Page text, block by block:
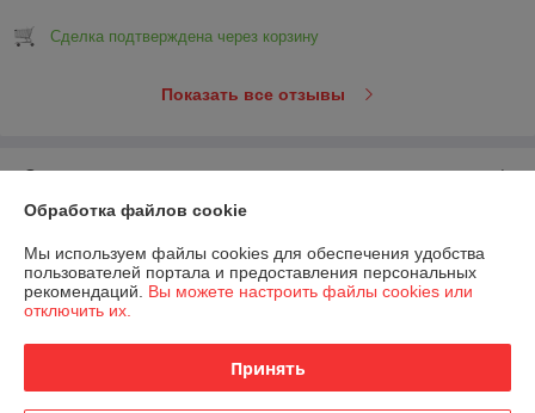
Сделка подтверждена через корзину
Показать все отзывы
О нас
Доставка и оплата
График работы
Обработка файлов cookie
Мы используем файлы cookies для обеспечения удобства
пользователей портала и предоставления персональных
рекомендаций. Вы можете настроить файлы cookies или
отключить их.
Принять